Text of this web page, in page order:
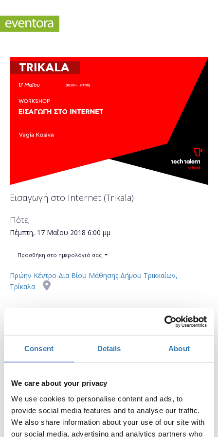
Consent Details About
We care about your privacy
We use cookies to personalise content and ads, to
provide social media features and to analyse our traffic.
We also share information about your use of our site with
our social media, advertising and analytics partners who
Εισαγωγή στο Internet (Trikala)
Πότε;
Πέμπτη, 17 Μαΐου 2018 6:00 μμ
Προσθήκη στο ημερολόγιό σας
Πρώην Κέντρο Δια Βίου Μάθησης Δήμου Τρικκαίων,
Τρίκαλα
Η περίοδος εγγραφών έχει λήξει.
Tί είναι το Ίντερνετ; Aναρωτιέσαι πώς
δημιουργήθηκε, τί δυνατότητες προσφέρει και πώς
μπορείς να το χρησιμοποιήσεις στην